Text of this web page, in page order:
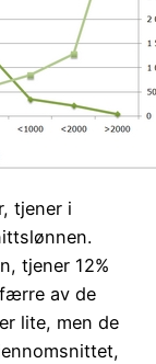
tjener i
tjener 12%
av de
lite, men de